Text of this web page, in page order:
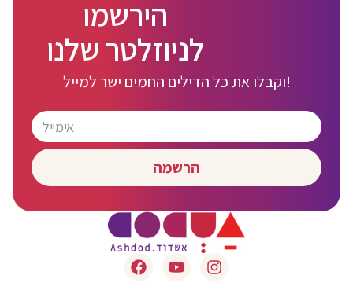
הירשמו
לניוזלטר שלנו
וקבלו את כל הדילים החמים ישר למייל!
הרשמה